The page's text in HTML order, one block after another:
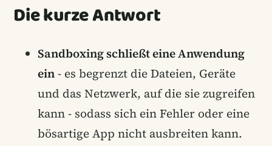
Die kurze Antwort
Sandboxing schließt eine Anwendung
ein- es begrenzt die Dateien, Geräte
und das Netzwerk, auf die sie zugreifen
kann - sodass sich ein Fehler oder eine
bösartige App nicht ausbreiten kann.